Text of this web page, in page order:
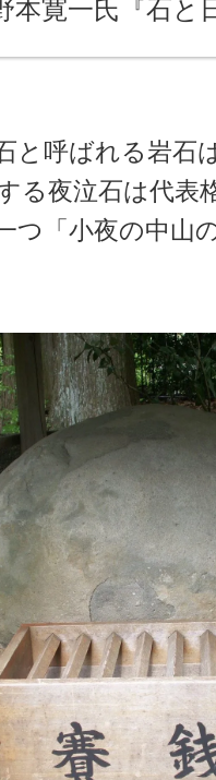
本寛一氏『石と
と呼ばれる岩石
る夜泣石は代表
つ「小夜の中山